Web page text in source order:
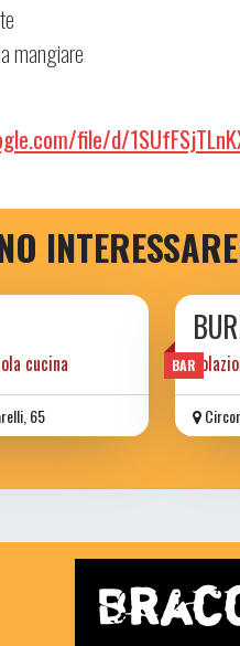
mangiare
file/d/
cucina
65
BAR